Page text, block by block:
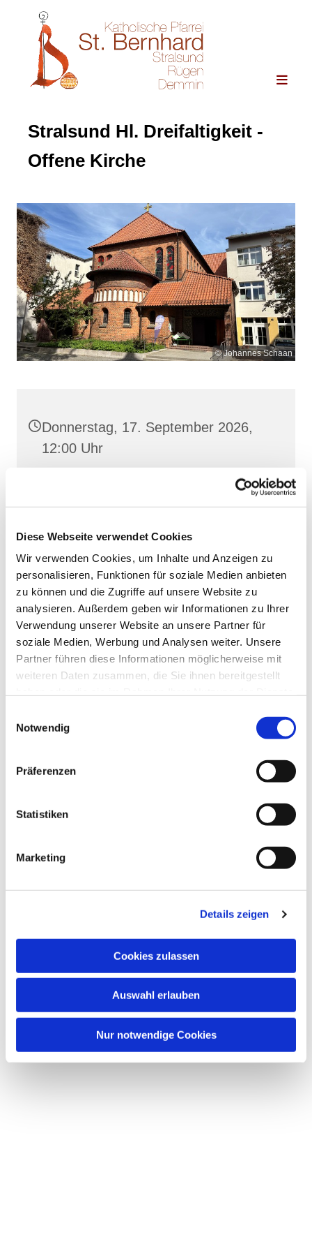
Diese Webseite verwendet Cookies
Wir verwenden Cookies, um Inhalte und Anzeigen zu
personalisieren, Funktionen für soziale Medien anbieten
zu können und die Zugriffe auf unsere Website zu
analysieren. Außerdem geben wir Informationen zu Ihrer
Verwendung unserer Website an unsere Partner für
soziale Medien, Werbung und Analysen weiter. Unsere
Partner führen diese Informationen möglicherweise mit
weiteren Daten zusammen, die Sie ihnen bereitgestellt
Notwendig
Präferenzen
Statistiken
Marketing
Details zeigen
Cookies zulassen
Auswahl erlauben
Nur notwendige Cookies
Stralsund Hl. Dreifaltigkeit -
Offene Kirche
© Johannes Schaan
Donnerstag, 17. September 2026,
12:00 Uhr
Frankenwall 7, 18439 Stralsund